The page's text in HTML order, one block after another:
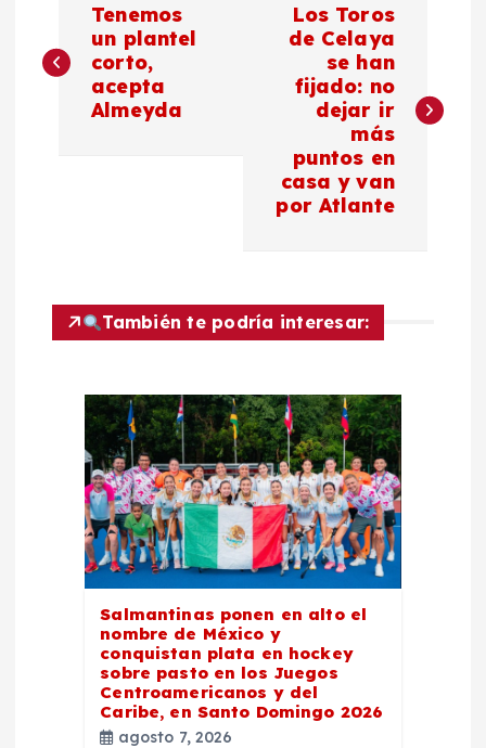
a
c
Tenemos
un plantel
corto,
acepta
Almeyda
Los Toros
de Celaya
se han
fijado: no
dejar ir
más
puntos en
casa y van
por Atlante
También te podría interesar:
Salmantinas ponen en alto el
nombre de México y
conquistan plata en hockey
sobre pasto en los Juegos
Centroamericanos y del
Caribe, en Santo Domingo 2026
agosto 7, 2026